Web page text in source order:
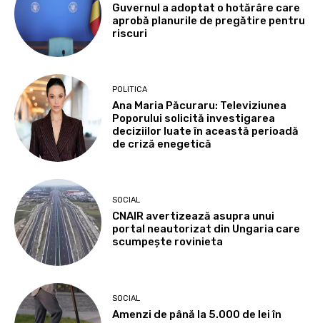
Guvernul a adoptat o hotărâre care
aprobă planurile de pregătire pentru
riscuri
POLITICA
Ana Maria Păcuraru: Televiziunea
Poporului solicită investigarea
deciziilor luate în această perioadă
de criză enegetică
SOCIAL
CNAIR avertizează asupra unui
portal neautorizat din Ungaria care
scumpește rovinieta
SOCIAL
Amenzi de până la 5.000 de lei în